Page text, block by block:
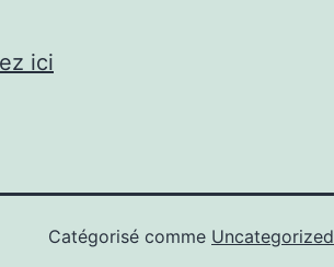
ici
Catégorisé comme Uncategorized